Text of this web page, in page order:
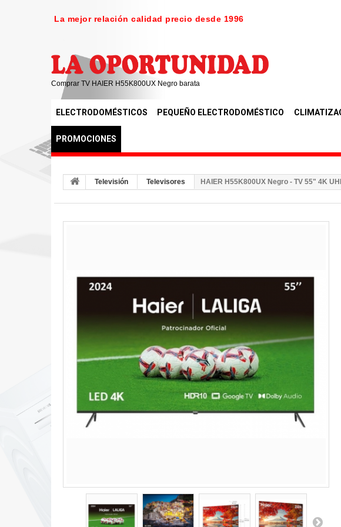
La mejor relación calidad precio desde 1996
Comprar TV HAIER H55K800UX Negro barata
ELECTRODOMÉSTICOS PEQUEÑO ELECTRODOMÉSTICO
PROMOCIONES
Televisión Televisores HAIER H55K800UX Negro - TV 55" 4K